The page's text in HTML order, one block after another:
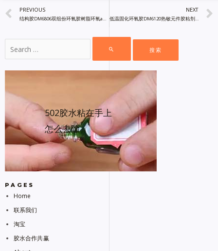
PREVIOUS
结构胶DM6806双组份环氧胶树脂环氧ab胶,镝普材料胶粘剂厂家
NEXT
低温固化环氧胶DM6120热敏元件胶粘剂,镝普材料胶粘剂厂家直销
502胶水粘在手上
怎么去除
PAGES
Home
联系我们
淘宝
胶水合作共赢